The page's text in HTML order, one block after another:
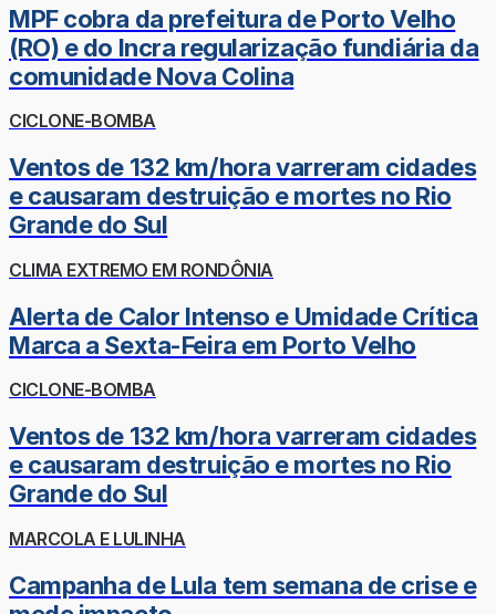
MPF cobra da prefeitura de Porto Velho
(RO) e do Incra regularização fundiária da
comunidade Nova Colina
CICLONE-BOMBA
Ventos de 132 km/hora varreram cidades
e causaram destruição e mortes no Rio
Grande do Sul
CLIMA EXTREMO EM RONDÔNIA
Alerta de Calor Intenso e Umidade Crítica
Marca a Sexta-Feira em Porto Velho
CICLONE-BOMBA
Ventos de 132 km/hora varreram cidades
e causaram destruição e mortes no Rio
Grande do Sul
MARCOLA E LULINHA
Campanha de Lula tem semana de crise e